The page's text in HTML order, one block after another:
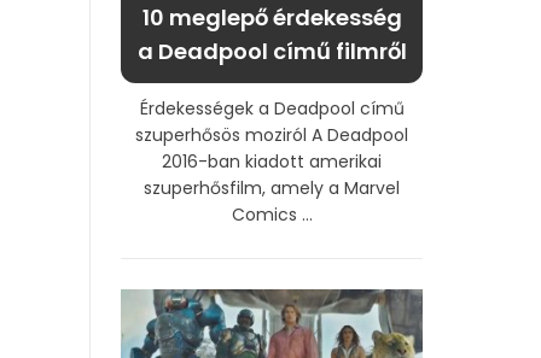
10 meglepő érdekesség
a Deadpool című filmről
Érdekességek a Deadpool című
szuperhősös moziról A Deadpool
2016-ban kiadott amerikai
szuperhősfilm, amely a Marvel
Comics ...